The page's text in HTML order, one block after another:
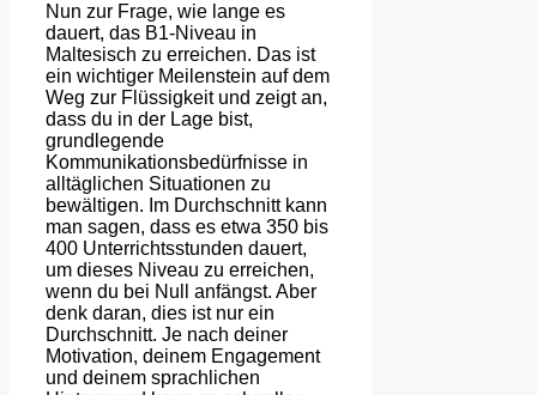
Nun zur Frage, wie lange es
dauert, das B1-Niveau in
Maltesisch zu erreichen. Das ist
ein wichtiger Meilenstein auf dem
Weg zur Flüssigkeit und zeigt an,
dass du in der Lage bist,
grundlegende
Kommunikationsbedürfnisse in
alltäglichen Situationen zu
bewältigen. Im Durchschnitt kann
man sagen, dass es etwa 350 bis
400 Unterrichtsstunden dauert,
um dieses Niveau zu erreichen,
wenn du bei Null anfängst. Aber
denk daran, dies ist nur ein
Durchschnitt. Je nach deiner
Motivation, deinem Engagement
und deinem sprachlichen